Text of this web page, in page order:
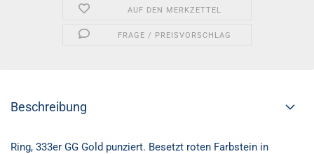
AUF DEN MERKZETTEL
FRAGE / PREISVORSCHLAG
Beschreibung
Ring, 333er GG Gold punziert. Besetzt roten Farbstein in